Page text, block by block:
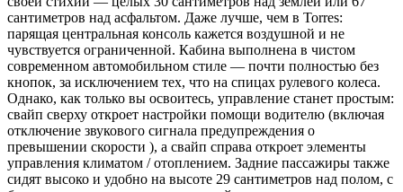
сантиметров над асфальтом. Даже лучше, чем в Torres:
парящая центральная консоль кажется воздушной и не
чувствуется ограниченной. Кабина выполнена в чистом
современном автомобильном стиле — почти полностью без
кнопок, за исключением тех, что на спицах рулевого колеса.
Однако, как только вы освоитесь, управление станет простым:
свайп сверху откроет настройки помощи водителю (включая
отключение звукового сигнала предупреждения о
превышении скорости ), а свайп справа откроет элементы
управления климатом / отоплением. Задние пассажиры также
сидят высоко и удобно на высоте 29 сантиметров над полом, с